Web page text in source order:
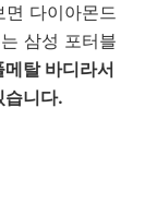
다이아몬드
삼성 포터블
메탈 바디라서
습니다.